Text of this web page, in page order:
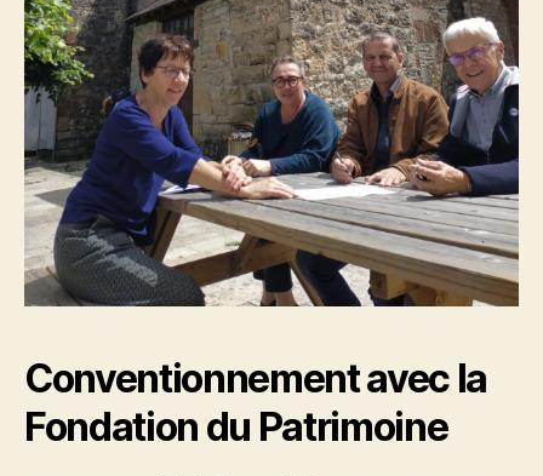
Conventionnement avec la
Fondation du Patrimoine